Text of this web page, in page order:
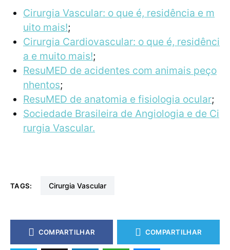
Cirurgia Vascular: o que é, residência e m
uito mais!;
Cirurgia Cardiovascular: o que é, residênci
a e muito mais!;
ResuMED de acidentes com animais peço
nhentos;
ResuMED de anatomia e fisiologia ocular;
Sociedade Brasileira de Angiologia e de Ci
rurgia Vascular.
TAGS: Cirurgia Vascular
COMPARTILHAR COMPARTILHAR